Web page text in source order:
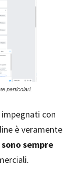
particolari.
con
è veramente
sempre